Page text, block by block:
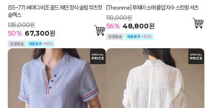
(55-77) 써머디 비조 골드 체인 장식 슬림 부츠컷
슬랙스
135,000원
50% 67,300원
[Theonme] 투웨이 소매 롤업 자수 스트링 셔츠
110,000원
56% 48,800원